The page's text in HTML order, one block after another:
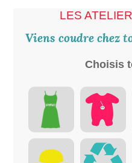
LES
Viens coudre chez
Choisis